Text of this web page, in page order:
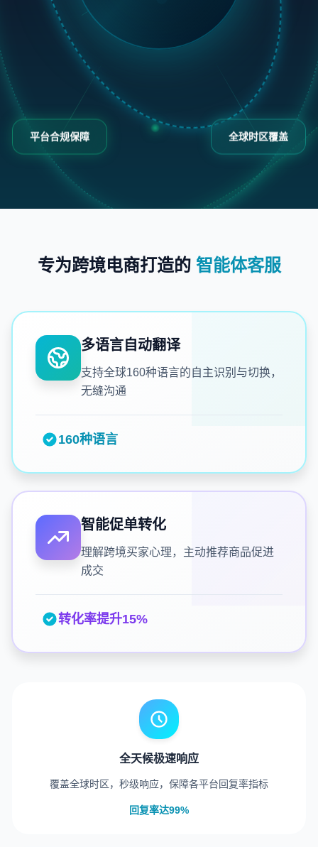
全球时区覆盖
平台合规保障
专为跨境电商打造的 智能体客服
多语言自动翻译
支持全球160种语言的自主识别与切换，
无缝沟通
160种语言
智能促单转化
理解跨境买家心理，主动推荐商品促进
成交
转化率提升15%
全天候极速响应
覆盖全球时区，秒级响应，保障各平台回复率指标
回复率达99%